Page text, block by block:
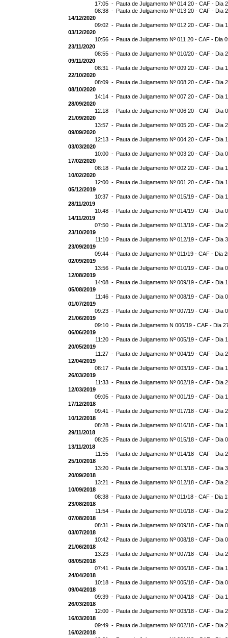
17:05 - Pauta de Julgamento Nº 014 20 - CAF - Dia
08:38 - Pauta de Julgamento Nº 013 20 - CAF - Dia
14/12/2020
09:02 - Pauta de Julgamento Nº 012 20 - CAF - Dia
03/12/2020
10:56 - Pauta de Julgamento Nº 011 20 - CAF - Dia
23/11/2020
08:55 - Pauta de Julgamento Nº 010/20 - CAF - Dia
09/11/2020
08:31 - Pauta de Julgamento Nº 009 20 - CAF - Dia
22/10/2020
08:09 - Pauta de Julgamento Nº 008 20 - CAF - Dia
08/10/2020
14:14 - Pauta de Julgamento Nº 007 20 - CAF - Dia
28/09/2020
12:18 - Pauta de Julgamento Nº 006 20 - CAF - Dia
21/09/2020
13:57 - Pauta de Julgamento Nº 005 20 - CAF - Dia
09/09/2020
12:13 - Pauta de Julgamento Nº 004 20 - CAF - Dia
03/03/2020
10:00 - Pauta de Julgamento Nº 003 20 - CAF - Dia
17/02/2020
08:18 - Pauta de Julgamento Nº 002 20 - CAF - Dia
10/02/2020
12:00 - Pauta de Julgamento Nº 001 20 - CAF - Dia
05/12/2019
10:37 - Pauta de Julgamento Nº 015/19 - CAF - Dia
28/11/2019
10:48 - Pauta de Julgamento Nº 014/19 - CAF - Dia
14/11/2019
07:50 - Pauta de Julgamento Nº 013/19 - CAF - Dia
23/10/2019
11:10 - Pauta de Julgamento Nº 012/19 - CAF - Dia
23/09/2019
09:44 - Pauta de Julgamento Nº 011/19 - CAF - Dia
02/09/2019
13:56 - Pauta de Julgamento Nº 010/19 - CAF - Dia
12/08/2019
14:08 - Pauta de Julgamento Nº 009/19 - CAF - Dia
05/08/2019
11:46 - Pauta de Julgamento Nº 008/19 - CAF - Dia
01/07/2019
09:23 - Pauta de Julgamento Nº 007/19 - CAF - Dia
21/06/2019
09:10 - Pauta de Julgamento N 006/19 - CAF - Dia
06/06/2019
11:20 - Pauta de Julgamento Nº 005/19 - CAF - Dia
20/05/2019
11:27 - Pauta de Julgamento Nº 004/19 - CAF - Dia
12/04/2019
08:17 - Pauta de Julgamento Nº 003/19 - CAF - Dia
26/03/2019
11:33 - Pauta de Julgamento Nº 002/19 - CAF - Dia
12/03/2019
09:05 - Pauta de Julgamento Nº 001/19 - CAF - Dia
17/12/2018
09:41 - Pauta de Julgamento Nº 017/18 - CAF - Dia
10/12/2018
08:28 - Pauta de Julgamento Nº 016/18 - CAF - Dia
29/11/2018
08:25 - Pauta de Julgamento Nº 015/18 - CAF - Dia
13/11/2018
11:55 - Pauta de Julgamento Nº 014/18 - CAF - Dia
25/10/2018
13:20 - Pauta de Julgamento Nº 013/18 - CAF - Dia
20/09/2018
13:21 - Pauta de Julgamento Nº 012/18 - CAF - Dia
10/09/2018
08:38 - Pauta de Julgamento Nº 011/18 - CAF - Dia
23/08/2018
11:54 - Pauta de Julgamento Nº 010/18 - CAF - Dia
07/08/2018
08:31 - Pauta de Julgamento Nº 009/18 - CAF - Dia
03/07/2018
10:42 - Pauta de Julgamento Nº 008/18 - CAF - Dia
21/06/2018
13:23 - Pauta de Julgamento Nº 007/18 - CAF - Dia
08/05/2018
07:41 - Pauta de Julgamento Nº 006/18 - CAF - Dia
24/04/2018
10:18 - Pauta de Julgamento Nº 005/18 - CAF - Dia
09/04/2018
09:39 - Pauta de Julgamento Nº 004/18 - CAF - Dia
26/03/2018
12:00 - Pauta de Julgamento Nº 003/18 - CAF - Dia
16/03/2018
09:49 - Pauta de Julgamento Nº 002/18 - CAF - Dia
16/02/2018